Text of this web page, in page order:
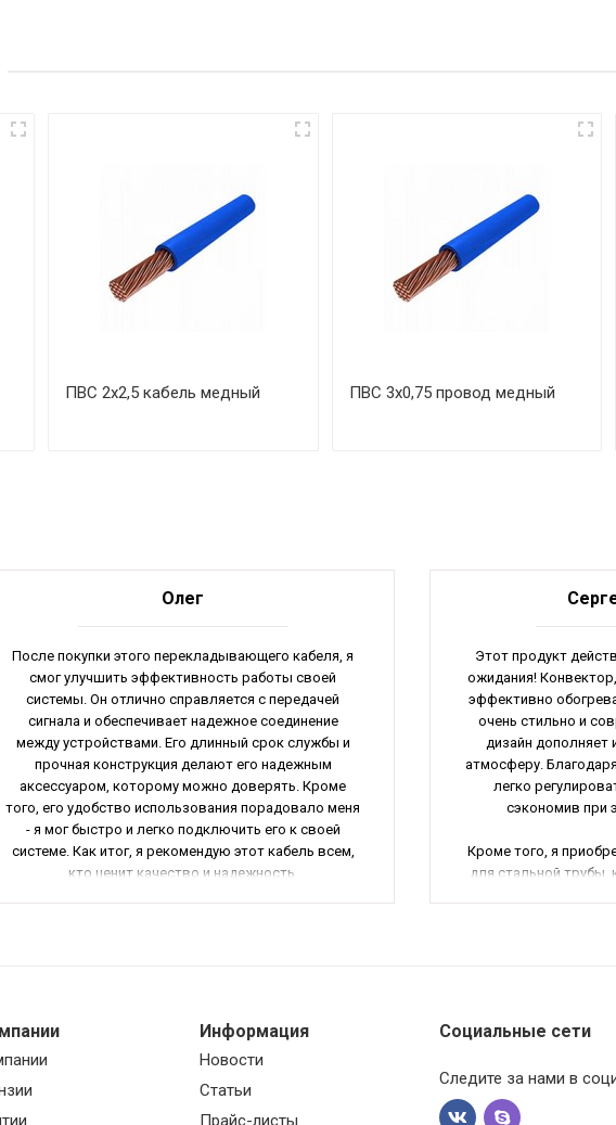
ПВС 2х2,5 кабель медный ПВС 3х0,75 провод медный
Олег
После покупки этого перекладывающего кабеля, я
смог улучшить эффективность работы своей
системы. Он отлично справляется с передачей
сигнала и обеспечивает надежное соединение
между устройствами. Его длинный срок службы и
прочная конструкция делают его надежным
аксессуаром, которому можно доверять. Кроме
того, его удобство использования порадовало меня
- я мог быстро и легко подключить его к своей
системе. Как итог, я рекомендую этот кабель всем,
кто ценит качество и надежность.
Этот продукт
ожидания!
эффективно
очень стильно и
дизайн дополняет
атмосферу.
легко
сэкономив при
Кроме того, я
для стальной
Его высокая
Автоматический
Информация
Новости
Статьи
Прайс-листы
Социальные сети
Следите за нами в